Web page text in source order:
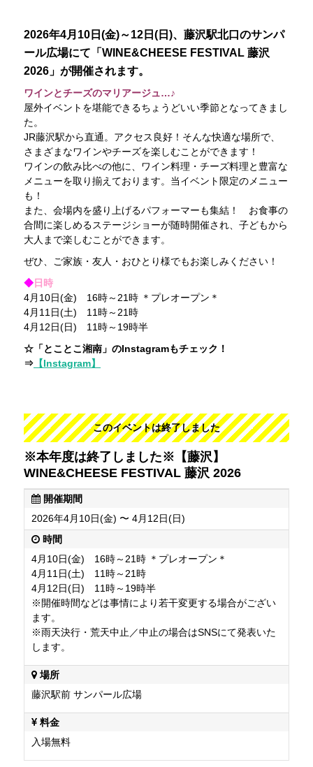
2026年4月10日(金)～12日(日)、藤沢駅北口のサンパ
ール広場にて「WINE&CHEESE FESTIVAL 藤沢
2026」が開催されます。
ワインとチーズのマリアージュ…♪
屋外イベントを堪能できるちょうどいい季節となってきまし
た。
JR藤沢駅から直通。アクセス良好！そんな快適な場所で、
さまざまなワインやチーズを楽しむことができます！
ワインの飲み比べの他に、ワイン料理・チーズ料理と豊富な
メニューを取り揃えております。当イベント限定のメニュー
も！
また、会場内を盛り上げるパフォーマーも集結！ お食事の
合間に楽しめるステージショーが随時開催され、子どもから
大人まで楽しむことができます。
ぜひ、ご家族・友人・おひとり様でもお楽しみください！
◆ 日時
4月10日(金) 16時～21時 ＊プレオープン＊
4月11日(土) 11時～21時
4月12日(日) 11時～19時半
☆「とことこ湘南」のInstagramもチェック！
⇒ 【Instagram】
このイベントは終了しました
※本年度は終了しました※【藤沢】
WINE&CHEESE FESTIVAL 藤沢 2026
開催期間
2026年4月10日(金) 〜 4月12日(日)
時間
4月10日(金) 16時～21時 ＊プレオープン＊
4月11日(土) 11時～21時
4月12日(日) 11時～19時半
※開催時間などは事情により若干変更する場合がござい
ます。
※雨天決行・荒天中止／中止の場合はSNSにて発表いた
します。
場所
藤沢駅前 サンパール広場
料金
入場無料